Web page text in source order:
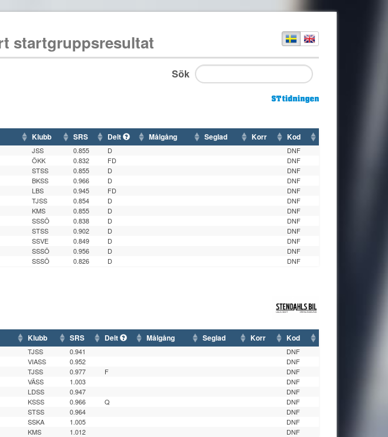
startgruppsresultat
Sök
Klubb SRS Delt Målgång Seglad Korr Kod
JSS 0.855 D
DNF
ÖKK 0.832 FD
DNF
STSS 0.855 D
DNF
BKSS 0.966 D
DNF
LBS 0.945 FD
DNF
TJSS 0.854 D
DNF
KMS 0.855 D
DNF
SSSÖ 0.838 D
DNF
STSS 0.902 D
DNF
SSVE 0.849 D
DNF
SSSÖ 0.956 D
DNF
SSSÖ 0.826 D DNF
Klubb SRS Delt Målgång Seglad Korr Kod
TJSS 0.941
DNF
VIASS 0.952
DNF
TJSS 0.977 F
DNF
VÄSS 1.003
DNF
LDSS 0.947
DNF
KSSS 0.966 Q
DNF
STSS 0.964
DNF
SSKA 1.005
DNF
KMS 1.012 DNF